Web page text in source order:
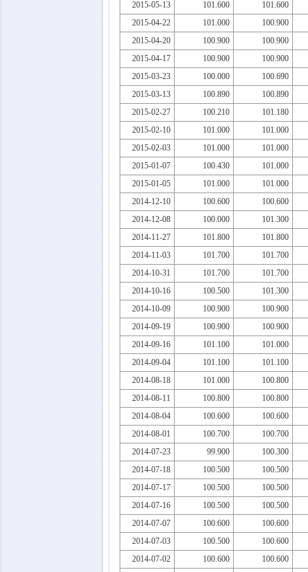
2015-05-13
101.600
101.600
2015-04-22
101.000
100.900
2015-04-20
100.900
100.900
2015-04-17
100.900
100.900
2015-03-23
100.000
100.690
2015-03-13
100.890
100.890
2015-02-27
100.210
101.180
2015-02-10
101.000
101.000
2015-02-03
101.000
101.000
2015-01-07
100.430
101.000
2015-01-05
101.000
101.000
2014-12-10
100.600
100.600
2014-12-08
100.000
101.300
2014-11-27
101.800
101.800
2014-11-03
101.700
101.700
2014-10-31
101.700
101.700
2014-10-16
100.500
101.300
2014-10-09
100.900
100.900
2014-09-19
100.900
100.900
2014-09-16
101.100
101.000
2014-09-04
101.100
101.100
2014-08-18
101.000
100.800
2014-08-11
100.800
100.800
2014-08-04
100.600
100.600
2014-08-01
100.700
100.700
2014-07-23
99.900
100.300
2014-07-18
100.500
100.500
2014-07-17
100.500
100.500
2014-07-16
100.500
100.500
2014-07-07
100.600
100.600
2014-07-03
100.500
100.600
2014-07-02
100.600
100.600